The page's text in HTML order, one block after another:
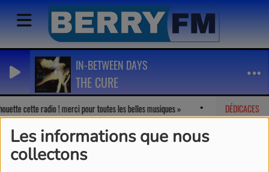
Les informations que nous
collectons
IN-BETWEEN DAYS
THE CURE
DÉDICACES
cette radio ! merci pour toutes les belles musiques Marion-